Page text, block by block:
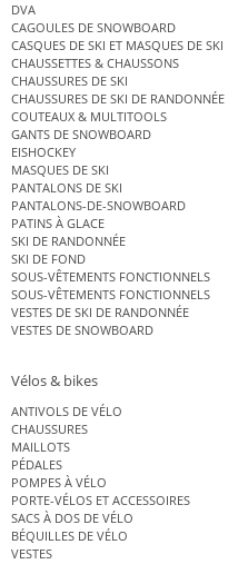
DVA
CAGOULES DE SNOWBOARD
CASQUES DE SKI ET MASQUES DE SKI
CHAUSSETTES & CHAUSSONS
CHAUSSURES DE SKI
CHAUSSURES DE SKI DE RANDONNÉE
COUTEAUX & MULTITOOLS
GANTS DE SNOWBOARD
EISHOCKEY
MASQUES DE SKI
PANTALONS DE SKI
PANTALONS-DE-SNOWBOARD
PATINS À GLACE
SKI DE RANDONNÉE
SKI DE FOND
SOUS-VÊTEMENTS FONCTIONNELS
SOUS-VÊTEMENTS FONCTIONNELS
VESTES DE SKI DE RANDONNÉE
VESTES DE SNOWBOARD
Vélos & bikes
ANTIVOLS DE VÉLO
CHAUSSURES
MAILLOTS
PÉDALES
POMPES À VÉLO
PORTE-VÉLOS ET ACCESSOIRES
SACS À DOS DE VÉLO
BÉQUILLES DE VÉLO
VESTES